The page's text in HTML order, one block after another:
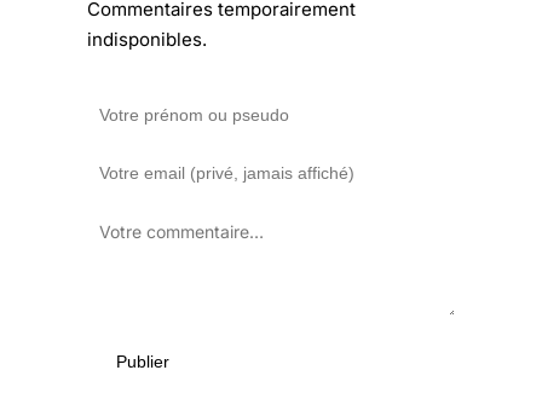
Commentaires temporairement
indisponibles.
Publier